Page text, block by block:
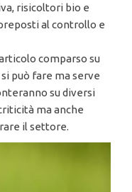
risicoltori bio e
al controllo e
comparso su
può fare ma serve
su diversi
ma anche
il settore.